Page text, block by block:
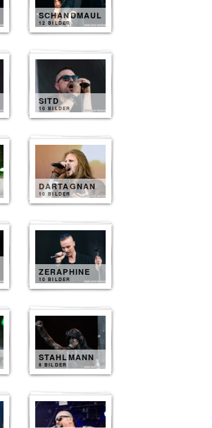
SCHANDMAUL
12 BILDER
SITD
10 BILDER
DARTAGNAN
10 BILDER
ZERAPHINE
10 BILDER
STAHLMANN
8 BILDER